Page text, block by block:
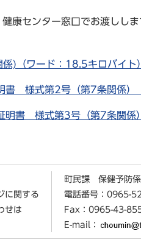
康センター窓口でお渡ししま
)（ワード：18.5キロバイト
書 様式第2号（第7条関係）
明書 様式第3号（第7条関係
に関する
せは
町民課 保健予防係
電話番号：0965-
Fax：0965-43-
E-mail：